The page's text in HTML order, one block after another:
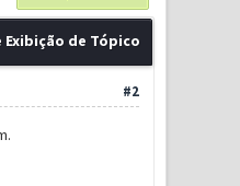
Exibição de Tópico
#2